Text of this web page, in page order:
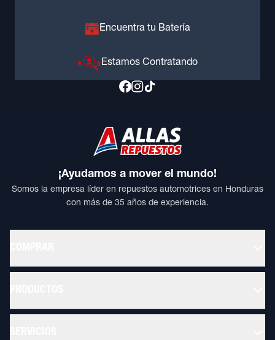
Encuentra tu Batería
Estamos Contratando
¡Ayudamos a mover el mundo!
Somos la empresa líder en repuestos automotrices en Honduras
con más de 35 años de experiencia.